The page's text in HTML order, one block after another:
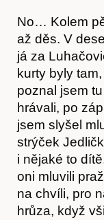
No… Kolem
až děs. V
já za
kurty byly
poznal jsem
hrávali, po
jsem slyšel
strýček
i nějaké to
oni mluvili
na chvíli, pro
hrůza, když